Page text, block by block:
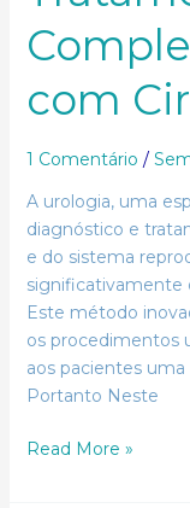
com
1 Comentário /
A urologia, uma
diagnóstico e
e do sistema
significativamente
Este método
os procedimentos
aos pacientes
Portanto Neste
Read More »